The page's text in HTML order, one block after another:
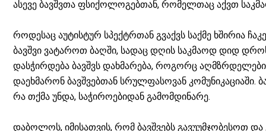
ასევე ბავშვთა ფსიქოლოგებთან, რომელთაც აქვთ
როდესაც აუტისტურ სპექტრთან გვაქვს საქმე ხშირია
ბავშვი ვატაროთ ბაღში, სადაც დღის საკმაოდ დიდ
დასჭირდება ბავშვს დახმარება, როგორც
დაეხმარონ ბავშვებთან სრულფასოვან
რა თქმა უნდა, საჭიროებიდან გამომდინარე.
დაბოლოს, იმისათვის, რომ ბავშვებს გავუუმჯობესოთ